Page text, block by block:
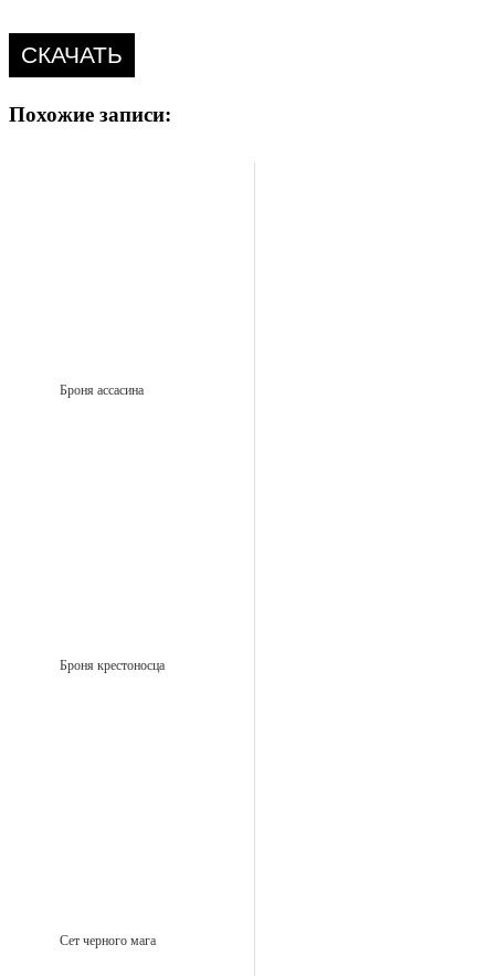
СКАЧАТЬ
Похожие записи:
Броня ассасина
Броня крестоносца
Сет черного мага